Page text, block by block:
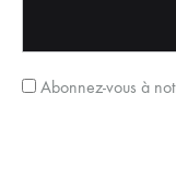
Abonnez-vous à